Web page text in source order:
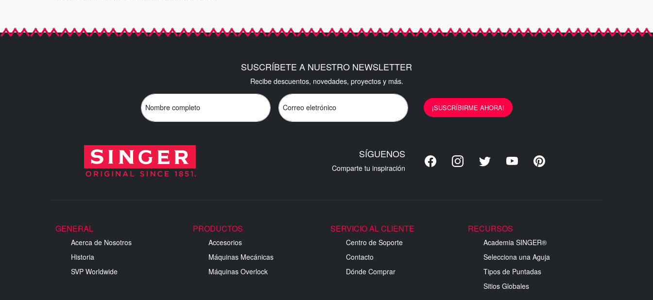
SUSCRÍBETE A NUESTRO NEWSLETTER
Recibe descuentos, novedades, proyectos y más.
Nombre completo Correo eletrónico ¡SUSCRÍBIRME AHORA!
SÍGUENOS
Comparte tu inspiración
GENERAL
Acerca de Nosotros
Historia
SVP Worldwide
PRODUCTOS
Accesorios
Máquinas Mecánicas
Máquinas Overlock
SERVICIO AL CLIENTE
Centro de Soporte
Contacto
Dónde Comprar
RECURSOS
Academia SINGER®
Selecciona una Aguja
Tipos de Puntadas
Sitios Globales